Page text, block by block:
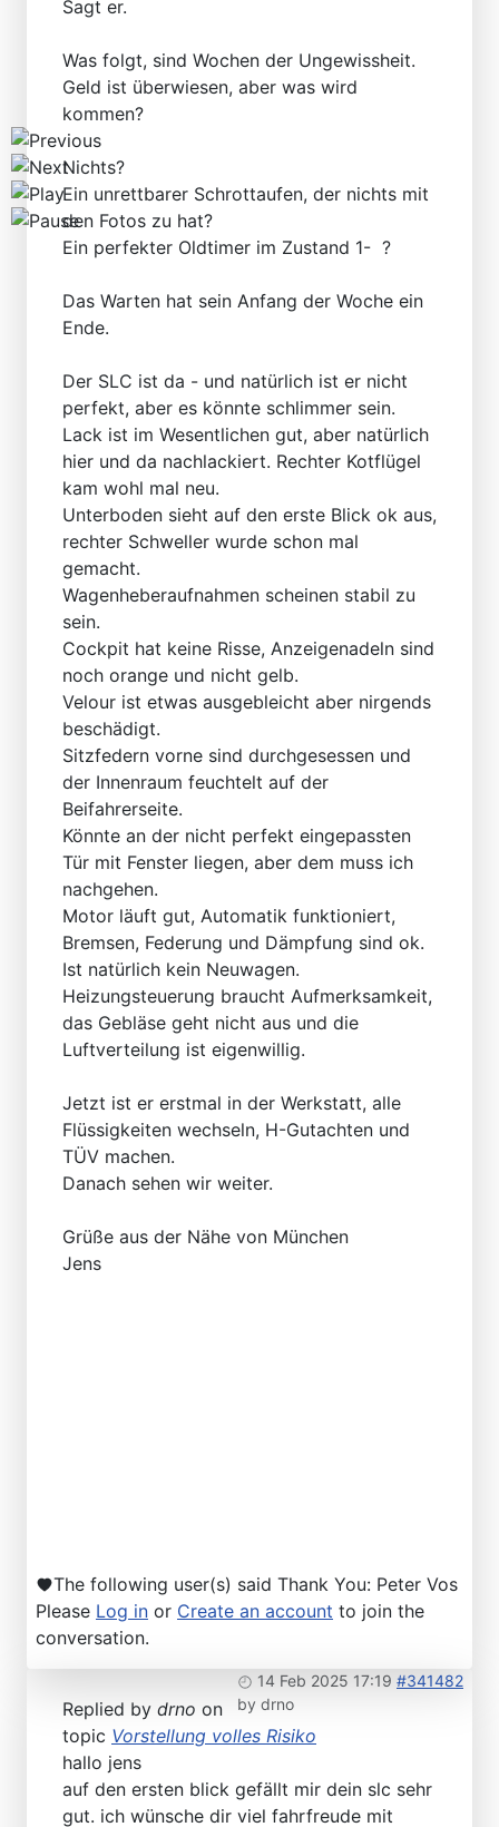
Sagt er.
Was folgt, sind Wochen der Ungewissheit.
Geld ist überwiesen, aber was wird
kommen?
Nichts?
Ein unrettbarer Schrottaufen, der nichts mit
den Fotos zu hat?
Ein perfekter Oldtimer im Zustand 1- ?
Das Warten hat sein Anfang der Woche ein
Ende.
Der SLC ist da - und natürlich ist er nicht
perfekt, aber es könnte schlimmer sein.
Lack ist im Wesentlichen gut, aber natürlich
hier und da nachlackiert. Rechter Kotflügel
kam wohl mal neu.
Unterboden sieht auf den erste Blick ok aus,
rechter Schweller wurde schon mal
gemacht.
Wagenheberaufnahmen scheinen stabil zu
sein.
Cockpit hat keine Risse, Anzeigenadeln sind
noch orange und nicht gelb.
Velour ist etwas ausgebleicht aber nirgends
beschädigt.
Sitzfedern vorne sind durchgesessen und
der Innenraum feuchtelt auf der
Beifahrerseite.
Könnte an der nicht perfekt eingepassten
Tür mit Fenster liegen, aber dem muss ich
nachgehen.
Motor läuft gut, Automatik funktioniert,
Bremsen, Federung und Dämpfung sind ok.
Ist natürlich kein Neuwagen.
Heizungsteuerung braucht Aufmerksamkeit,
das Gebläse geht nicht aus und die
Luftverteilung ist eigenwillig.
Jetzt ist er erstmal in der Werkstatt, alle
Flüssigkeiten wechseln, H-Gutachten und
TÜV machen.
Danach sehen wir weiter.
Grüße aus der Nähe von München
Jens
The following user(s) said Thank You: Peter Vos
Please Log in or Create an account to join the
conversation.
14 Feb 2025 17:19 #341482
by drno
Replied by drno on
topic Vorstellung volles Risiko
hallo jens
auf den ersten blick gefällt mir dein slc sehr
gut. ich wünsche dir viel fahrfreude mit